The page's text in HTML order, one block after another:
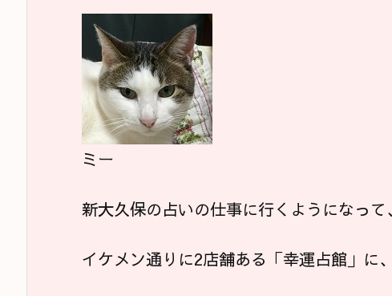
ミー
新大久保の占いの仕事に行くようになって
イケメン通りに2店舗ある「幸運占館」に